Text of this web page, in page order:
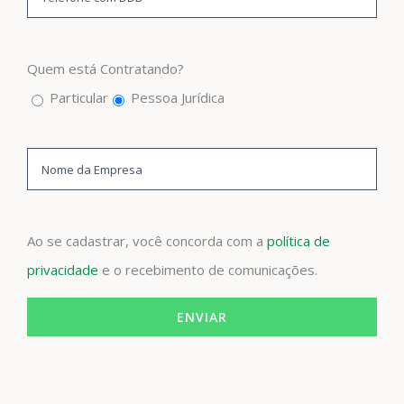
Quem está Contratando?
Particular
Pessoa Jurídica
Ao se cadastrar, você concorda com a política de
privacidade e o recebimento de comunicações.